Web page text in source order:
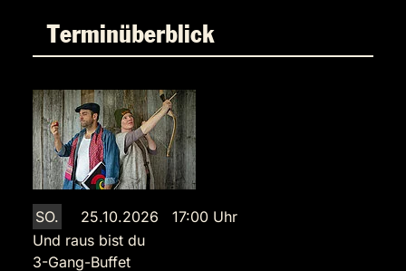
Terminüberblick
SO.
25.10.2026 17:00 Uhr
Und raus bist du
3-Gang-Buffet